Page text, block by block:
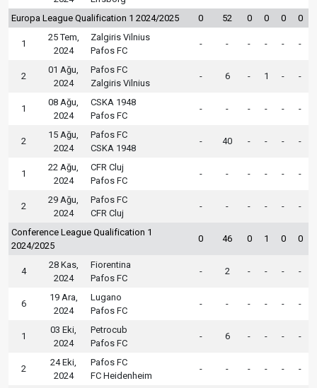
Europa League Qualification 1 2024/2025 0 52 0 0 0 0
1
25 Tem,
2024
Zalgiris Vilnius
Pafos FC
- - - - - -
2
01 Ağu,
2024
Pafos FC
Zalgiris Vilnius
- 6 - 1 - -
1
08 Ağu,
2024
CSKA 1948
Pafos FC
- - - - - -
2
15 Ağu,
2024
Pafos FC
CSKA 1948
- 40 - - - -
1
22 Ağu,
2024
CFR Cluj
Pafos FC
- - - - - -
2
29 Ağu,
2024
Pafos FC
CFR Cluj
- - - - - -
Conference League Qualification 1
2024/2025
0 46 0 1 0 0
4
28 Kas,
2024
Fiorentina
Pafos FC
- 2 - - - -
6
19 Ara,
2024
Lugano
Pafos FC
- - - - - -
1
03 Eki,
2024
Petrocub
Pafos FC
- 6 - - - -
2
24 Eki,
2024
Pafos FC
FC Heidenheim
- - - - - -